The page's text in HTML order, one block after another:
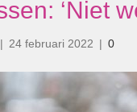
‘Niet
| 24 februari 2022 | 0